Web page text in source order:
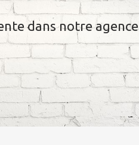
dans notre agence